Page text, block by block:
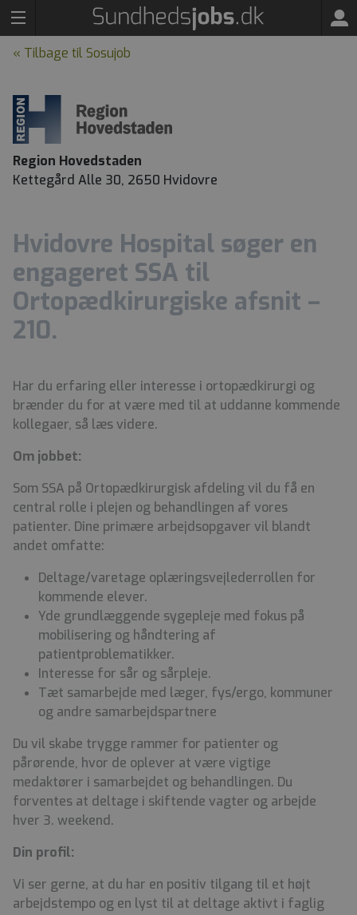
« Tilbage til Sosujob
Region Hovedstaden
Kettegård Alle 30, 2650 Hvidovre
Hvidovre Hospital søger en
engageret SSA til
Ortopædkirurgiske afsnit –
210.
Har du erfaring eller interesse i ortopædkirurgi og
brænder du for at være med til at uddanne kommende
kollegaer, så læs videre.
Om jobbet:
Som SSA på Ortopædkirurgisk afdeling vil du få en
central rolle i plejen og behandlingen af vores
patienter. Dine primære arbejdsopgaver vil blandt
andet omfatte:
Deltage/varetage oplæringsvejlederrollen for
kommende elever.
Yde grundlæggende sygepleje med fokus på
mobilisering og håndtering af
patientproblematikker.
Interesse for sår og sårpleje.
Tæt samarbejde med læger, fys/ergo, kommuner
og andre samarbejdspartnere
Du vil skabe trygge rammer for patienter og
pårørende, hvor de oplever at være vigtige
medaktører i samarbejdet og behandlingen. Du
forventes at deltage i skiftende vagter og arbejde
hver 3. weekend.
Din profil:
Vi ser gerne, at du har en positiv tilgang til et højt
arbejdstempo og en lyst til at deltage aktivt i faglig